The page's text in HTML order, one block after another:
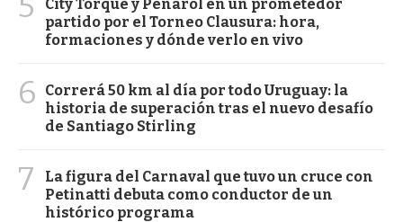
City Torque y Peñarol en un prometedor
partido por el Torneo Clausura: hora,
formaciones y dónde verlo en vivo
6
Correrá 50 km al día por todo Uruguay: la
historia de superación tras el nuevo desafío
de Santiago Stirling
7
La figura del Carnaval que tuvo un cruce con
Petinatti debuta como conductor de un
histórico programa